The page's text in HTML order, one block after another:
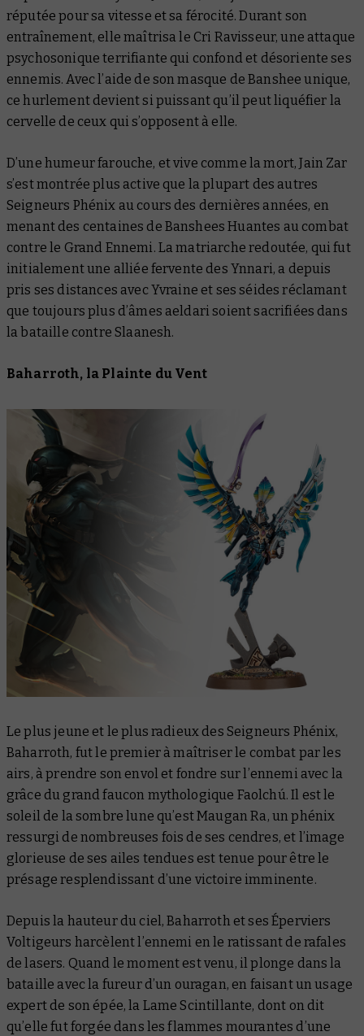
réputée pour sa vitesse et sa férocité. Durant son
entraînement, elle maîtrisa le Cri Ravisseur, une attaque
psychosonique terrifiante qui confond et désoriente ses
ennemis. Avec l’aide de son masque de Banshee unique,
ce hurlement devient si puissant qu’il peut liquéfier la
cervelle de ceux qui s’opposent à elle.
D’une humeur farouche, et vive comme la mort, Jain Zar
s’est montrée plus active que la plupart des autres
Seigneurs Phénix au cours des dernières années, en
menant des centaines de Banshees Huantes au combat
contre le Grand Ennemi. La matriarche redoutée, qui fut
initialement une alliée fervente des Ynnari, a depuis
pris ses distances avec Yvraine et ses séides réclamant
que toujours plus d’âmes aeldari soient sacrifiées dans
la bataille contre Slaanesh.
Baharroth, la Plainte du Vent
Le plus jeune et le plus radieux des Seigneurs Phénix,
Baharroth, fut le premier à maîtriser le combat par les
airs, à prendre son envol et fondre sur l’ennemi avec la
grâce du grand faucon mythologique Faolchú. Il est le
soleil de la sombre lune qu’est Maugan Ra, un phénix
ressurgi de nombreuses fois de ses cendres, et l’image
glorieuse de ses ailes tendues est tenue pour être le
présage resplendissant d’une victoire imminente.
Depuis la hauteur du ciel, Baharroth et ses Éperviers
Voltigeurs harcèlent l’ennemi en le ratissant de rafales
de lasers. Quand le moment est venu, il plonge dans la
bataille avec la fureur d’un ouragan, en faisant un usage
expert de son épée, la Lame Scintillante, dont on dit
qu’elle fut forgée dans les flammes mourantes d’une